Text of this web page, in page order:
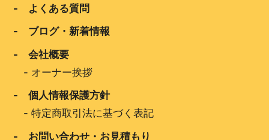
- よくある質問
- ブログ・新着情報
- 会社概要
- オーナー挨拶
- 個人情報保護方針
-特定商取引法に基づく表記
- お問い合わせ・お見積もり